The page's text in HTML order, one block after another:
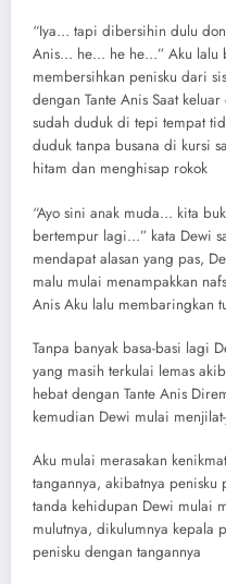
“Iya… tapi dibersihin dulu
Anis… he… he he…” Aku lalu
membersihkan penisku dari
dengan Tante Anis Saat
sudah duduk di tepi tempat
duduk tanpa busana di kursi
hitam dan menghisap rokok
“Ayo sini anak muda… kita
bertempur lagi…” kata Dewi
mendapat alasan yang pas,
malu mulai menampakkan
Anis Aku lalu membaringkan
Tanpa banyak basa-basi lagi
yang masih terkulai lemas
hebat dengan Tante Anis
kemudian Dewi mulai
Aku mulai merasakan
tangannya, akibatnya penisku
tanda kehidupan Dewi mulai
mulutnya, dikulumnya kepala
penisku dengan tangannya